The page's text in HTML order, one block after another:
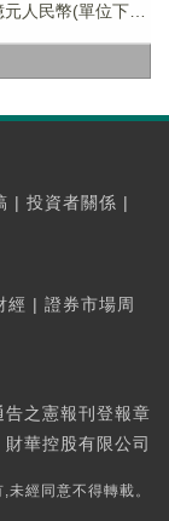
人民幣(單位下
| 投資者關係 |
經 | 證券市場周
之憲報刊登報章
華控股有限公司
經同意不得轉載。